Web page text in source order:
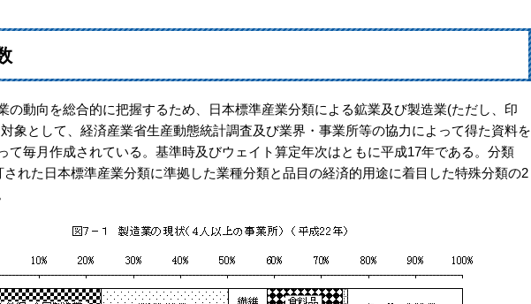
動向を総合的に把握するため、日本標準産業分類による鉱業及び製造業(ただし、印
象として、経済産業省生産動態統計調査及び業界・事業所等の協力によって得た資料を
て毎月作成されている。基準時及びウェイト算定年次はともに平成17年である。分類
された日本標準産業分類に準拠した業種分類と品目の経済的用途に着目した特殊分類の2